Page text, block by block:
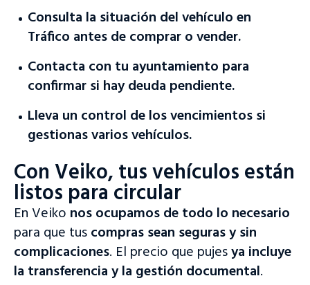
Consulta la situación del vehículo en
Tráfico antes de comprar o vender.
Contacta con tu ayuntamiento para
confirmar si hay deuda pendiente.
Lleva un control de los vencimientos si
gestionas varios vehículos.
Con Veiko, tus vehículos están
listos para circular
En Veiko nos ocupamos de todo lo necesario
para que tuscompras sean seguras y sin
complicaciones. El precio que pujesya incluye
la transferencia y la gestión documental.
¡Bienvenido a nuestro sitio web!
Accede a la plataforma de tasación y subasta o visita nuestro
sitio web para más información.
Acceder a la plataforma